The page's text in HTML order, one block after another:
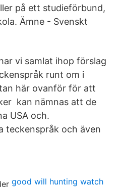
på ett studieförbund,
Ämne - Svenskt
vi samlat ihop förslag
runt om i
här ovanför för att
kan nämnas att de
USA och.
teckenspråk och även
good will hunting watch